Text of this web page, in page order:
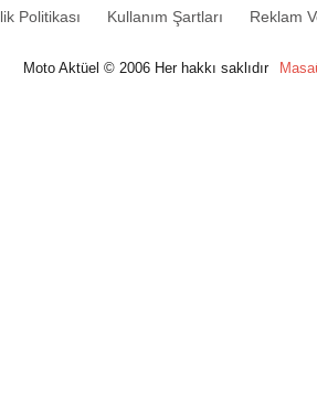
Politikası Kullanım Şartları Reklam
Moto Aktüel © 2006 Her hakkı saklıdır